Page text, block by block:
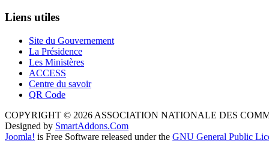
Liens utiles
Site du Gouvernement
La Présidence
Les Ministères
ACCESS
Centre du savoir
QR Code
COPYRIGHT © 2026 ASSOCIATION NATIONALE DES
Designed by SmartAddons.Com
Joomla! is Free Software released under the GNU General Public